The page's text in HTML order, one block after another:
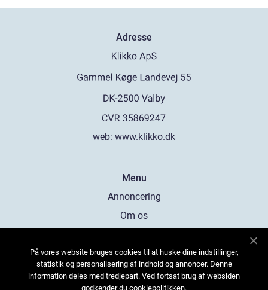
Adresse
web: www.klikko.dk
Menu
Annoncering
Om os
Kontakt os
Sitemap
På vores website bruges cookies til at huske dine indstillinger,
statistik og personalisering af indhold og annoncer. Denne
information deles med tredjepart. Ved fortsat brug af websiden
godkender du cookiepolitikken.